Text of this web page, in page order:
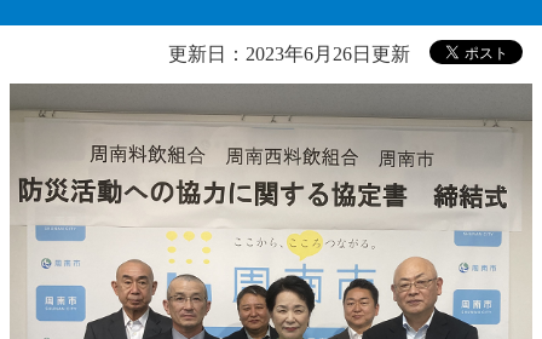
更新日：2023年6月26日更新